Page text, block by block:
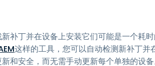
补丁并在设备上安装它们可能是一个耗
这样的工具，您可以自动检测新补丁
和安全，而无需手动更新每个单独的设备